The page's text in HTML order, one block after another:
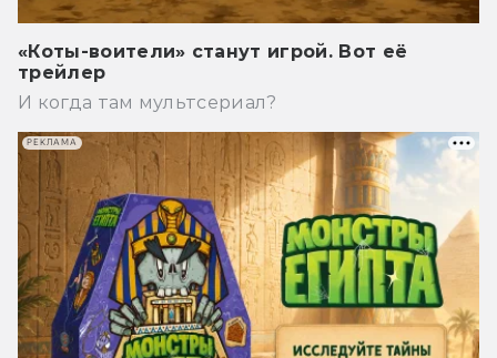
«Коты-воители» станут игрой. Вот её
трейлер
И когда там мультсериал?
РЕКЛАМА